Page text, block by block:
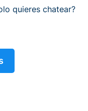
quieres chatear?